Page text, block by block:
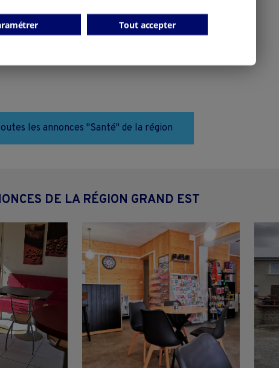
les annonces "Santé" de la région
DE LA RÉGION GRAND EST
Tout accepter